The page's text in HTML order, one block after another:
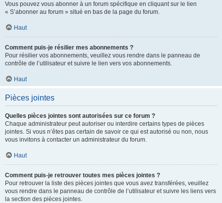
Vous pouvez vous abonner à un forum spécifique en cliquant sur le lien
« S’abonner au forum » situé en bas de la page du forum.
Haut
Comment puis-je résilier mes abonnements ?
Pour résilier vos abonnements, veuillez vous rendre dans le panneau de
contrôle de l’utilisateur et suivre le lien vers vos abonnements.
Haut
Pièces jointes
Quelles pièces jointes sont autorisées sur ce forum ?
Chaque administrateur peut autoriser ou interdire certains types de pièces
jointes. Si vous n’êtes pas certain de savoir ce qui est autorisé ou non, nous
vous invitons à contacter un administrateur du forum.
Haut
Comment puis-je retrouver toutes mes pièces jointes ?
Pour retrouver la liste des pièces jointes que vous avez transférées, veuillez
vous rendre dans le panneau de contrôle de l’utilisateur et suivre les liens vers
la section des pièces jointes.